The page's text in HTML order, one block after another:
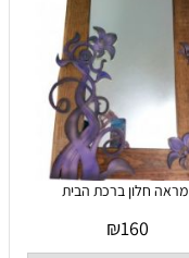
מראה חלון ברכת הבית
₪160